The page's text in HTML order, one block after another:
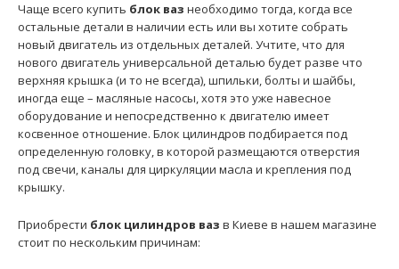
Чаще всего купить блок ваз необходимо тогда, когда все
остальные детали в наличии есть или вы хотите собрать
новый двигатель из отдельных деталей. Учтите, что для
нового двигатель универсальной деталью будет разве что
верхняя крышка (и то не всегда), шпильки, болты и шайбы,
иногда еще – масляные насосы, хотя это уже навесное
оборудование и непосредственно к двигателю имеет
косвенное отношение. Блок цилиндров подбирается под
определенную головку, в которой размещаются отверстия
под свечи, каналы для циркуляции масла и крепления под
крышку.
Приобрести блок цилиндров ваз в Киеве в нашем магазине
стоит по нескольким причинам: